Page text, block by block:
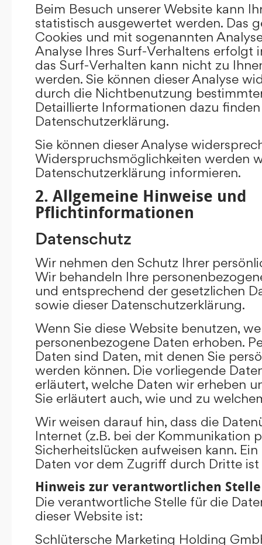
Beim Besuch unserer Website kann
statistisch ausgewertet werden. Das
Cookies und mit sogenannten
Analyse Ihres Surf-Verhaltens erfolgt
das Surf-Verhalten kann nicht zu
werden. Sie können dieser Analyse
durch die Nichtbenutzung
Detaillierte Informationen dazu
Datenschutzerklärung.
Sie können dieser Analyse
Widerspruchsmöglichkeiten werden
Datenschutzerklärung informieren.
2. Allgemeine Hinweise und
Pflichtinformationen
Datenschutz
Wir nehmen den Schutz Ihrer
Wir behandeln Ihre
und entsprechend der gesetzlichen
sowie dieser Datenschutzerklärung.
Wenn Sie diese Website benutzen,
personenbezogene Daten erhoben.
Daten sind Daten, mit denen Sie
werden können. Die vorliegende
erläutert, welche Daten wir erheben
Sie erläutert auch, wie und zu
Wir weisen darauf hin, dass die
Internet (z.B. bei der Kommunikation
Sicherheitslücken aufweisen kann.
Daten vor dem Zugriff durch Dritte
Hinweis zur verantwortlichen Stelle
Die verantwortliche Stelle für die
dieser Website ist:
Schlütersche Marketing Holding